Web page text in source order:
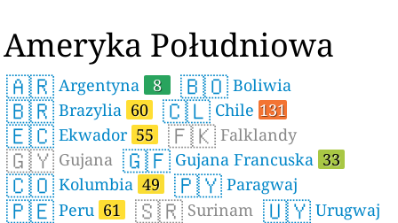
Ameryka Południowa
🇦🇷 Argentyna 8 🇧🇴 Boliwia
🇧🇷 Brazylia 60 🇨🇱 Chile 131
🇪🇨 Ekwador 55 🇫🇰 Falklandy
🇬🇾 Gujana 🇬🇫 Gujana Francuska 33
🇨🇴 Kolumbia 49 🇵🇾 Paragwaj
🇵🇪 Peru 61 🇸🇷 Surinam 🇺🇾 Urugwaj